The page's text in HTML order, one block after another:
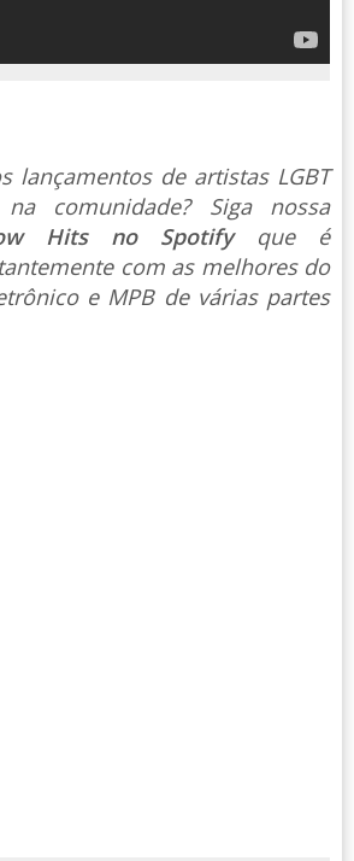
lançamentos de artistas LGBT
comunidade? Siga nossa
Hits no Spotify que é
com as melhores do
e MPB de várias partes